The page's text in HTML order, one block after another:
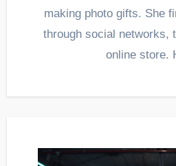
making photo gifts. She
through social networks,
online store.